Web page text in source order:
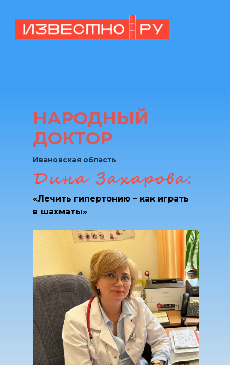
Ивановская область
«Лечить гипертонию – как играть
в шахматы»
НАРОДНЫЙ
ДОКТОР